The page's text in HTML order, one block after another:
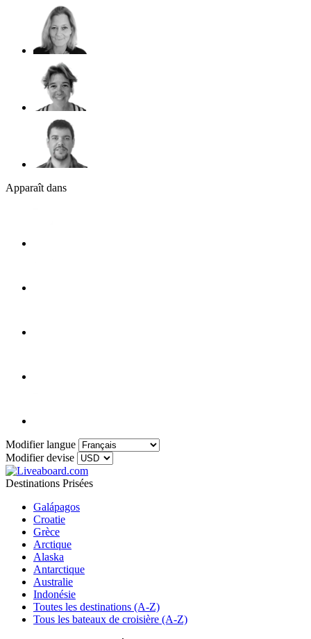
Apparaît dans
Modifier langue
Modifier devise
Destinations Prisées
Galápagos
Croatie
Grèce
Arctique
Alaska
Antarctique
Australie
Indonésie
Toutes les destinations (A-Z)
Tous les bateaux de croisière (A-Z)